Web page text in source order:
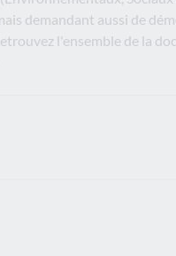
demandant aussi de
l'ensemble de la